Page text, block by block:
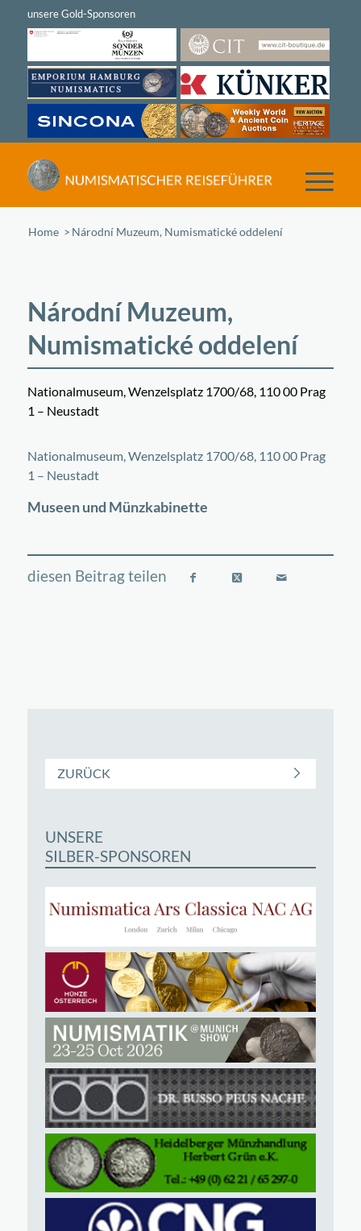
Home /Národní Muzeum, Numismatické oddelení
Národní Muzeum,
Numismatické oddelení
Nationalmuseum, Wenzelsplatz 1700/68, 110 00 Prag
1 – Neustadt
+
−
Nationalmuseum, Wenzelsplatz 1700/68, 110 00 Prag
1 – Neustadt
Museen und Münzkabinette
ZURÜCK
UNSERE
SILBER-SPONSOREN